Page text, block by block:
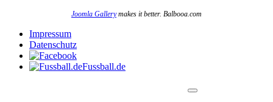
Joomla Gallerymakes it better. Balbooa.com
Impressum
Datenschutz
Fussball.de